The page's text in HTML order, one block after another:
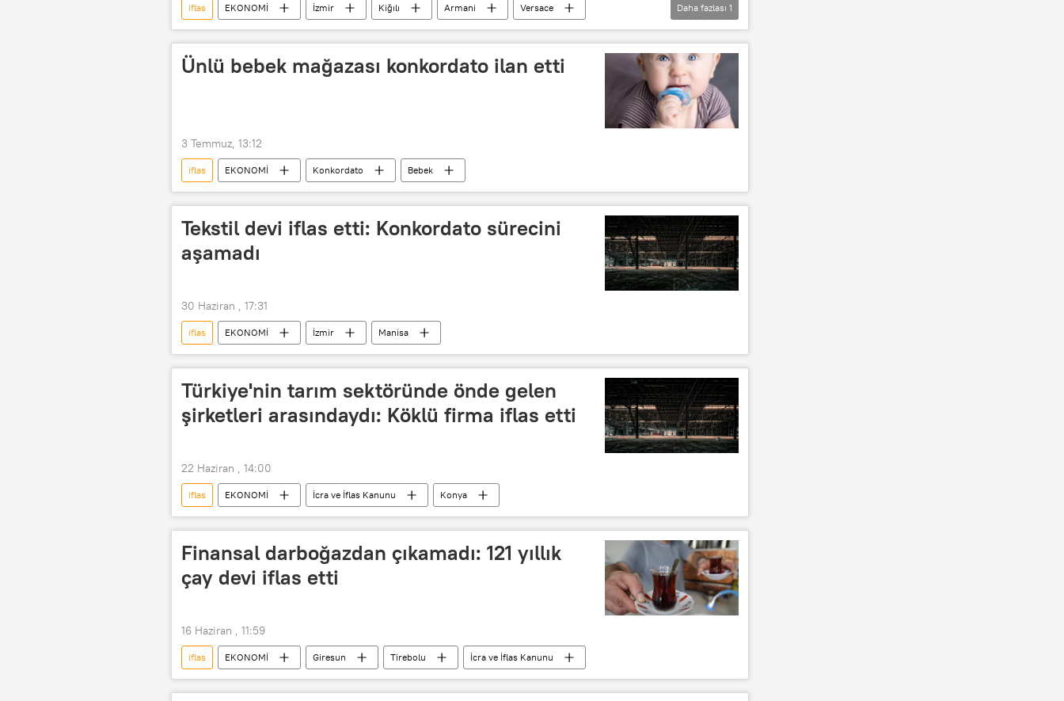
iflas EKONOMİ İzmir Kiğılı Armani
Versace
Konkordato
Daha fazlası 1
Ünlü bebek mağazası konkordato ilan etti
3 Temmuz, 13:12
iflas EKONOMİ Konkordato Bebek
Tekstil devi iflas etti: Konkordato sürecini
aşamadı
30 Haziran , 17:31
iflas EKONOMİ İzmir Manisa
Türkiye'nin tarım sektöründe önde gelen
şirketleri arasındaydı: Köklü firma iflas etti
22 Haziran , 14:00
iflas EKONOMİ İcra ve İflas Kanunu Konya
Finansal darboğazdan çıkamadı: 121 yıllık
çay devi iflas etti
16 Haziran , 11:59
iflas EKONOMİ Giresun Tirebolu İcra ve İflas Kanunu